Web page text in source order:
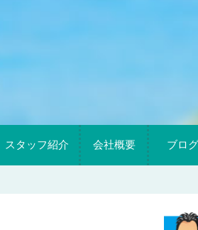
スタッフ紹介 会社概要 ブログ